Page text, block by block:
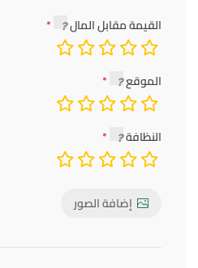
القيمة مقابل المال
الموقع
النظافة
إضافة الصور